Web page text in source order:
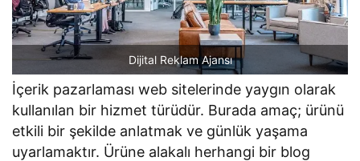
Dijital Reklam Ajansı
İçerik pazarlaması web sitelerinde yaygın olarak
kullanılan bir hizmet türüdür. Burada amaç; ürünü
etkili bir şekilde anlatmak ve günlük yaşama
uyarlamaktır. Ürüne alakalı herhangi bir blog